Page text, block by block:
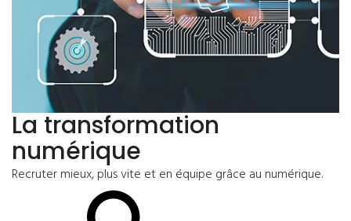
La transformation
numérique
Recruter mieux, plus vite et en équipe grâce au numérique.